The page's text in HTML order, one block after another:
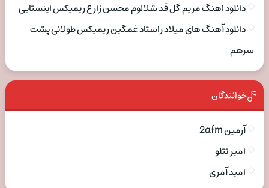
دانلود اهنگ مریم گل قد شلالوم محسن زارع ریمیکس اینستایی
دانلود آهنگ های میلاد راستاد غمگین ریمیکس طولانی پشت
سرهم
خوانندگان
آرمین 2afm
امیر تتلو
امید آمری